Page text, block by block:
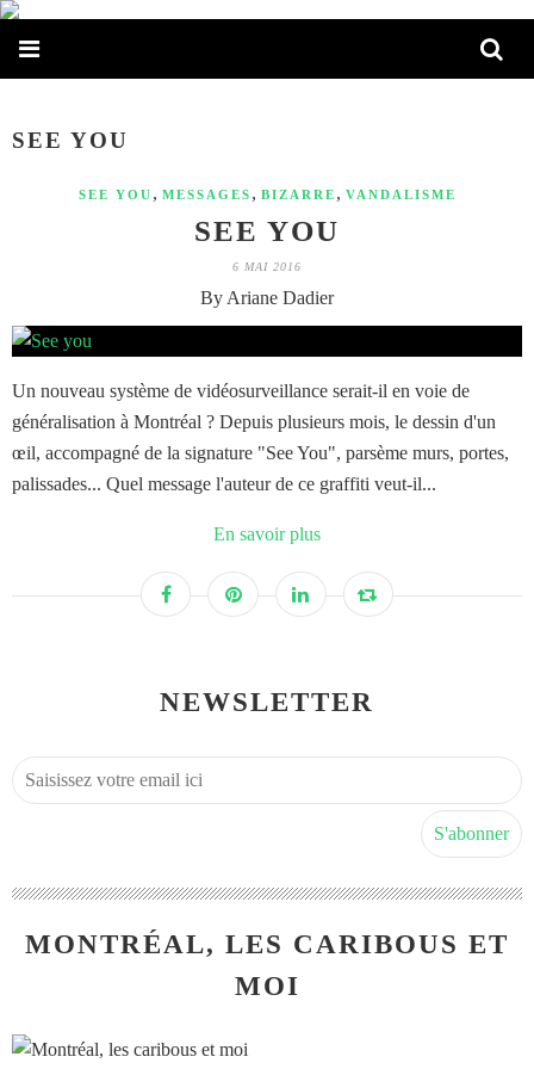
SEE YOU
SEE YOU , MESSAGES , BIZARRE , VANDALISME
SEE YOU
6 MAI 2016
By Ariane Dadier
Un nouveau système de vidéosurveillance serait-il en voie de
généralisation à Montréal ? Depuis plusieurs mois, le dessin d'un
œil, accompagné de la signature "See You", parsème murs, portes,
palissades... Quel message l'auteur de ce graffiti veut-il...
En savoir plus
NEWSLETTER
MONTRÉAL, LES CARIBOUS ET
MOI